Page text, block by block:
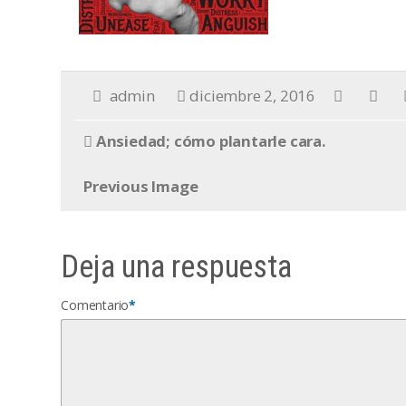
admin diciembre 2, 2016
Ansiedad; cómo plantarle cara.
Previous Image
Deja una respuesta
Comentario*